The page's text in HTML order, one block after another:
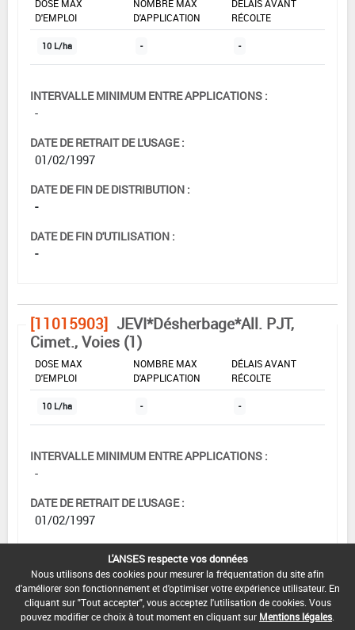
DOSE MAX
D'EMPLOI
NOMBRE MAX
D'APPLICATION
DÉLAIS AVANT
RÉCOLTE
10 L/ha - -
INTERVALLE MINIMUM ENTRE APPLICATIONS :
-
DATE DE RETRAIT DE L'USAGE :
01/02/1997
DATE DE FIN DE DISTRIBUTION :
-
DATE DE FIN D'UTILISATION :
-
[11015903] JEVI*Désherbage*All. PJT,
Cimet., Voies (1)
DOSE MAX
D'EMPLOI
NOMBRE MAX
D'APPLICATION
DÉLAIS AVANT
RÉCOLTE
10 L/ha - -
INTERVALLE MINIMUM ENTRE APPLICATIONS :
-
DATE DE RETRAIT DE L'USAGE :
01/02/1997
DATE DE FIN D'UTILISATION :
-
L'ANSES respecte vos données
Nous utilisons des cookies pour mesurer la fréquentation du site afin
d'améliorer son fonctionnement et d'optimiser votre expérience utilisateur. En
cliquant sur "Tout accepter", vous acceptez l'utilisation de cookies. Vous
pouvez modifier ce choix à tout moment en cliquant sur Mentions légales